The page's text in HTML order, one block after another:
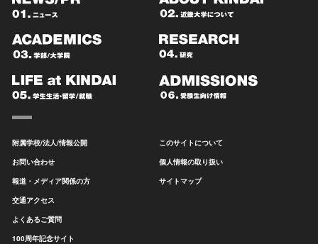
附属学校/法人/情報公開
お問い合わせ
報道・メディア関係の方
交通アクセス
よくあるご質問
100周年記念サイト
このサイトについて
個人情報の取り扱い
サイトマップ